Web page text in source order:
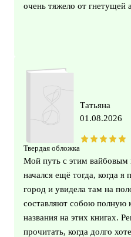
очень тяжело от гнетущей
Твердая обложка
Татьяна
01.08.2026
Мой путь с этим вайбовым
начался ещё тогда, когда
город и увидела там на
составляют собою полную
названия на этих книгах.
прочитать, когда долго